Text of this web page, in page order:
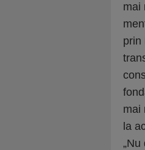
mai
prin
mai
la